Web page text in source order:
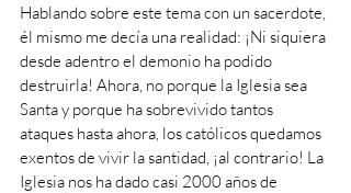
Hablando sobre este tema con un sacerdote,
él mismo me decía una realidad: ¡Ni siquiera
desde adentro el demonio ha podido
destruirla! Ahora, no porque la Iglesia sea
Santa y porque ha sobrevivido tantos
ataques hasta ahora, los católicos quedamos
exentos de vivir la santidad, ¡al contrario! La
Iglesia nos ha dado casi 2000 años de